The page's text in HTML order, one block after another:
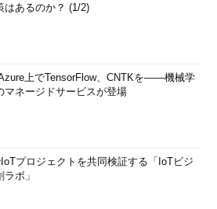
はあるのか？ (1/2)
上でTensorFlow、CNTKを――機械学
マネージドサービスが登場
プロジェクトを共同検証する「IoTビジ
ボ」